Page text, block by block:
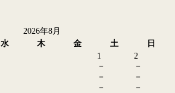
2026年8月
水 木 金 土
日
1
－
－
－
2
－
－
－